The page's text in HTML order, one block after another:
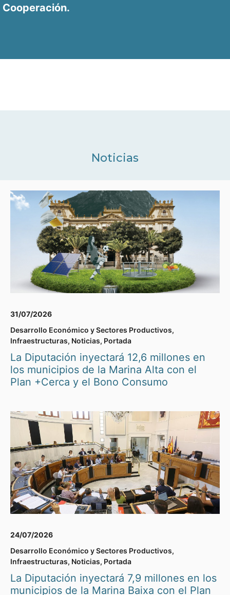
Cooperación.
Noticias
31/07/2026
Desarrollo Económico y Sectores Productivos,
Infraestructuras, Noticias, Portada
La Diputación inyectará 12,6 millones en
los municipios de la Marina Alta con el
Plan +Cerca y el Bono Consumo
24/07/2026
Desarrollo Económico y Sectores Productivos,
Infraestructuras, Noticias, Portada
La Diputación inyectará 7,9 millones en los
municipios de la Marina Baixa con el Plan